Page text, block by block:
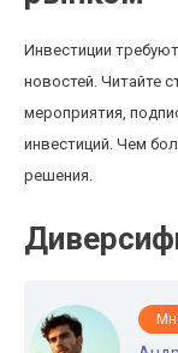
Инвестиции
новостей. Читайте
мероприятия,
инвестиций. Чем
решения.